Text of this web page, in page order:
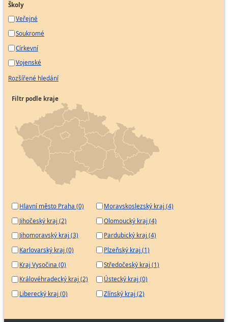
Školy
Veřejné
Soukromé
Církevní
Vojenské
Rozšířené hledání
Filtr podle kraje
Hlavní město Praha (0)
Jihočeský kraj (2)
Jihomoravský kraj (3)
Karlovarský kraj (0)
Kraj Vysočina (0)
Královéhradecký kraj (2)
Liberecký kraj (0)
Moravskoslezský kraj (4)
Olomoucký kraj (4)
Pardubický kraj (4)
Plzeňský kraj (1)
Středočeský kraj (1)
Ústecký kraj (0)
Zlínský kraj (2)